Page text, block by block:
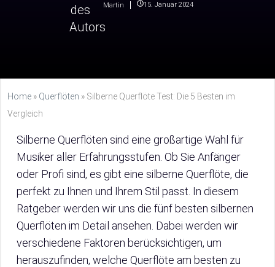
Martin 15. Januar 2024
Home » Querflöten » Silberne Querflöte Test: Die 5 Besten im
Vergleich
Silberne Querflöten sind eine großartige Wahl für
Musiker aller Erfahrungsstufen. Ob Sie Anfänger
oder Profi sind, es gibt eine silberne Querflöte, die
perfekt zu Ihnen und Ihrem Stil passt. In diesem
Ratgeber werden wir uns die fünf besten silbernen
Querflöten im Detail ansehen. Dabei werden wir
verschiedene Faktoren berücksichtigen, um
herauszufinden, welche Querflöte am besten zu